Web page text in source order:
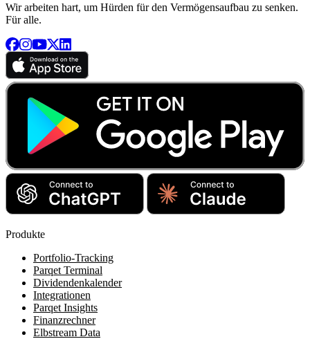
Wir arbeiten hart, um Hürden für den Vermögensaufbau zu senken.
Für alle.
Produkte
Portfolio-Tracking
Parqet Terminal
Dividendenkalender
Integrationen
Parqet Insights
Finanzrechner
Elbstream Data